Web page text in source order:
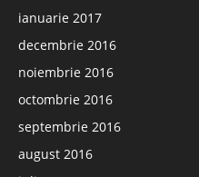
ianuarie 2017
decembrie 2016
noiembrie 2016
octombrie 2016
septembrie 2016
august 2016